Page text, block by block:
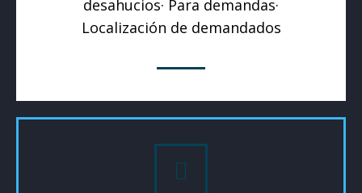
desahucios· Para demandas·
Localización de demandados